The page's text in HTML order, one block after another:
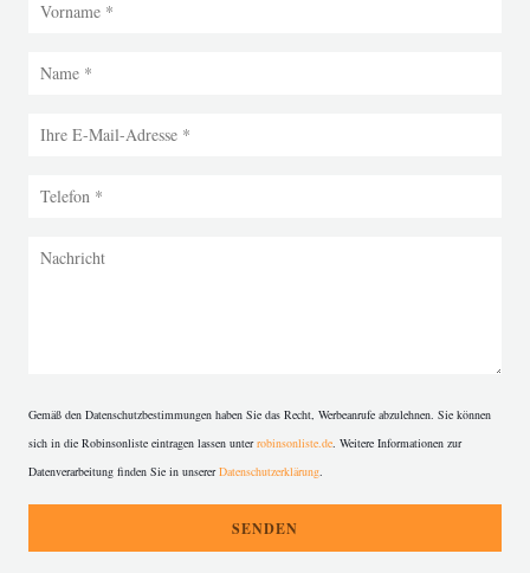
Gemäß den Datenschutzbestimmungen haben Sie das Recht, Werbeanrufe abzulehnen. Sie können
sich in die Robinsonliste eintragen lassen unterrobinsonliste.de. Weitere Informationen zur
Datenverarbeitung finden Sie in unsererDatenschutzerklärung.